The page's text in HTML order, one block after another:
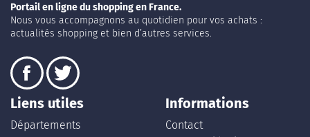
Portail en ligne du shopping en France.
Nous vous accompagnons au quotidien pour vos achats :
actualités shopping et bien d’autres services.
Liens utiles
Départements
Informations
Contact